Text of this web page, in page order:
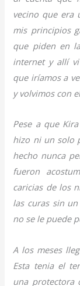
vecino que era
mis principios
que piden en
internet y allí
que iríamos a
y volvimos con
Pese a que
hizo ni un solo
hecho nunca
fueron
caricias de los
las curas sin
no se le puede
A los meses
Esta tenia el
una protectora